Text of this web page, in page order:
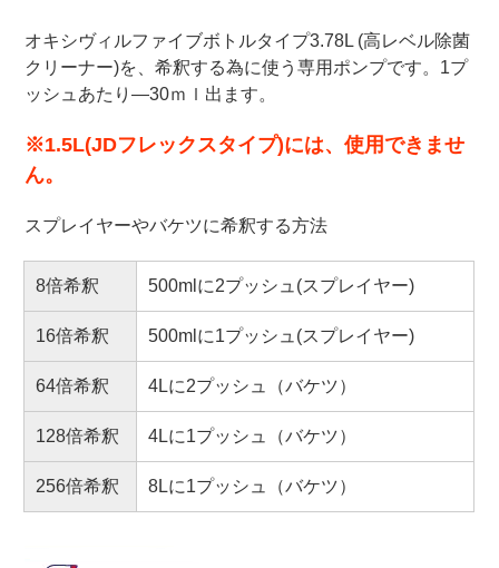
オキシヴィルファイブボトルタイプ3.78L (高レベル除菌
クリーナー)を、希釈する為に使う専用ポンプです。1プ
ッシュあたり―30ｍｌ出ます。
※1.5L(JDフレックスタイプ)には、使用できませ
ん。
スプレイヤーやバケツに希釈する方法
8倍希釈 500mlに2プッシュ(スプレイヤー)
16倍希釈 500mlに1プッシュ(スプレイヤー)
64倍希釈 4Lに2プッシュ（バケツ）
128倍希釈 4Lに1プッシュ（バケツ）
256倍希釈 8Lに1プッシュ（バケツ）